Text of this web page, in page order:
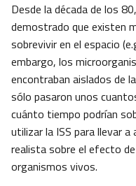
Desde la década de los
demostrado que existen
sobrevivir en el espacio
embargo, los
encontraban aislados de
sólo pasaron unos
cuánto tiempo podrían
utilizar la ISS para llevar
realista sobre el efecto
organismos vivos.